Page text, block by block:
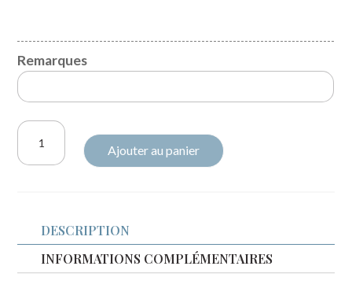
Remarques
quantité
Ajouter au panier
DESCRIPTION
INFORMATIONS COMPLÉMENTAIRES